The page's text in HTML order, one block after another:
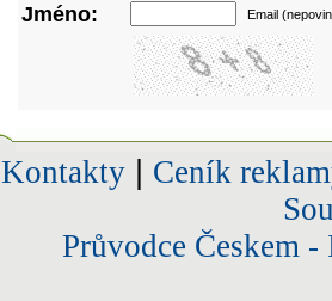
Jméno: Email
Kontakty| Ceník
Průvodce Českem